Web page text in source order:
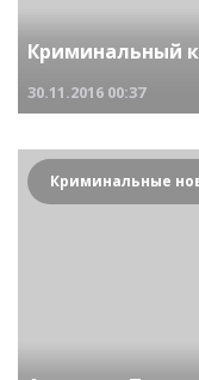
Криминальный
30.11.2016 00:37